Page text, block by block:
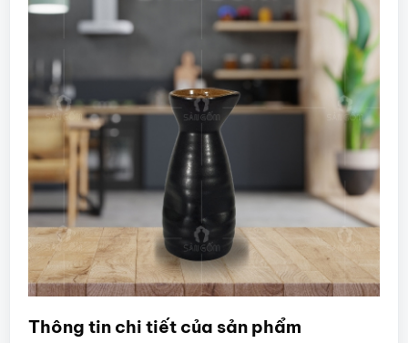
Thông tin chi tiết của sản phẩm